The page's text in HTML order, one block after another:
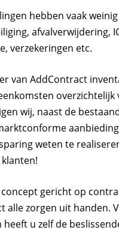
hebben vaak
afvalverwijdering,
verzekeringen etc.
van AddContract
wij, naast de
weten te
gericht op
alle zorgen uit handen.
u zelf de